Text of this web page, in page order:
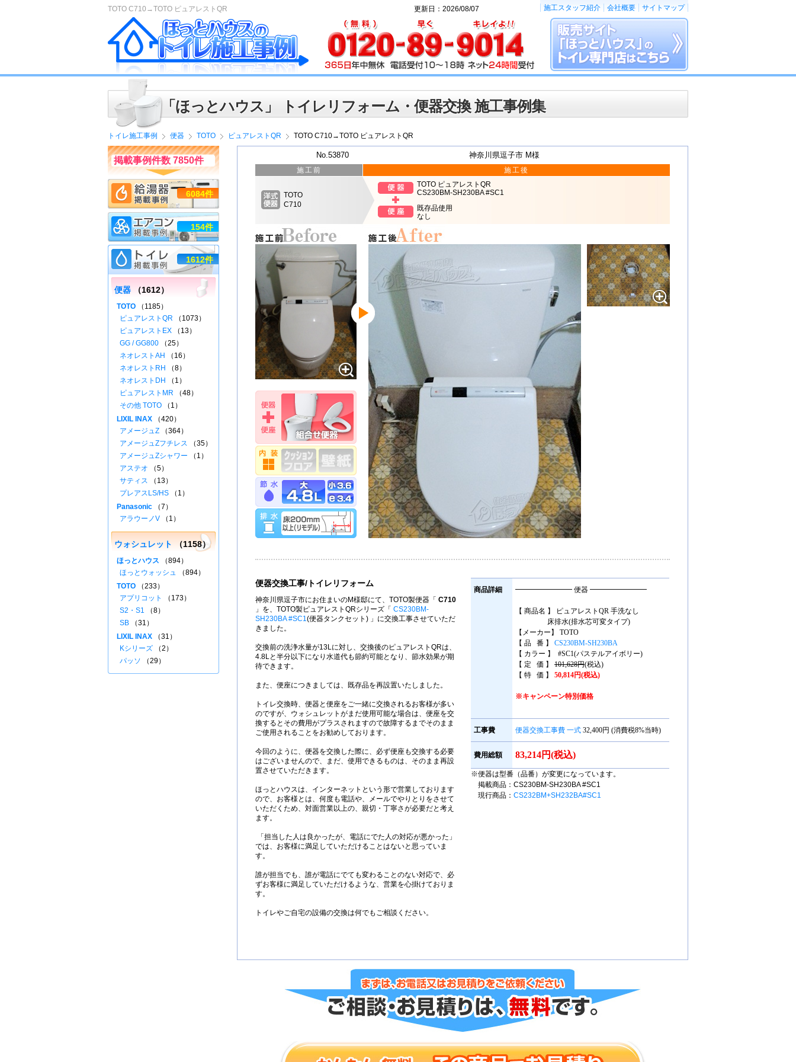
TOTO C710→TOTO ピュアレストQR
「ほっとハウス」 トイレリフォーム・便器交換 施工事例集
トイレ施工事例 便器 TOTO ピュアレストQR TOTO C710→TOTO ピュアレストQR
No.53870 神奈川県逗子市 M様
施工前
TOTO
C710
施工後
TOTO ピュアレストQR
CS230BM-SH230BA #SC1
既存品使用
なし
便器交換工事/トイレリフォーム
神奈川県逗子市にお住まいのM様邸にて、TOTO製便器「 C710
」を、TOTO製ピュアレストQRシリーズ「 CS230BM-
SH230BA #SC1(便器タンクセット) 」に交換工事させていただ
きました。
交換前の洗浄水量が13Lに対し、交換後のピュアレストQRは、
4.8Lと半分以下になり水道代も節約可能となり、節水効果が期
待できます。
また、便座につきましては、既存品を再設置いたしました。
トイレ交換時、便器と便座をご一緒に交換されるお客様が多い
のですが、ウォシュレットがまだ使用可能な場合は、便座を交
換するとその費用がプラスされますので故障するまでそのまま
ご使用されることをお勧めしております。
今回のように、便器を交換した際に、必ず便座も交換する必要
はございませんので、まだ、使用できるものは、そのまま再設
置させていただきます。
ほっとハウスは、インターネットという形で営業しております
ので、お客様とは、何度も電話や、メールでやりとりをさせて
いただくため、対面営業以上の、親切・丁寧さが必要だと考え
ます。
「担当した人は良かったが、電話にでた人の対応が悪かった」
では、お客様に満足していただけることはないと思っていま
す。
誰が担当でも、誰が電話にでても変わることのない対応で、必
ずお客様に満足していただけるような、営業を心掛けておりま
す。
トイレやご自宅の設備の交換は何でもご相談ください。
商品詳細 ━━━━━━━━ 便器 ━━━━━━━━
【 商品名 】 ピュアレストQR 手洗なし
床排水(排水芯可変タイプ)
【メーカー】 TOTO
【 品 番 】 CS230BM-SH230BA
【 カラー 】 #SC1(パステルアイボリー)
【 定 価 】 101,628円(税込)
【 特 価 】 50,814円(税込)
※キャンペーン特別価格
工事費 便器交換工事費 一式 32,400円 (消費税8%当時)
費用総額 83,214円(税込)
※便器は型番（品番）が変更になっています。
掲載商品：CS230BM-SH230BA #SC1
現行商品： CS232BM+SH232BA#SC1
掲載事例件数 7850件
6084件
154件
1612件
便器 （1612）
TOTO （1185）
ピュアレストQR （1073）
ピュアレストEX （13）
GG / GG800 （25）
ネオレストAH
（16）
ネオレストRH
（8）
ネオレストDH
（1）
ピュアレストMR （48）
その他 TOTO （1）
LIXIL INAX （420）
アメージュZ （364）
アメージュZフチレス （35）
アメージュZシャワー （1）
アステオ （5）
サティス （13）
プレアスLS/HS （1）
Panasonic （7）
アラウーノV （1）
ウォシュレット （1158）
ほっとハウス （894）
ほっとウォッシュ （894）
TOTO （233）
アプリコット
（173）
S2・S1 （8）
SB （31）
LIXIL INAX （31）
Kシリーズ （2）
パッソ （29）
更新日：2026/08/07 施工スタッフ紹介 会社概要 サイトマップ